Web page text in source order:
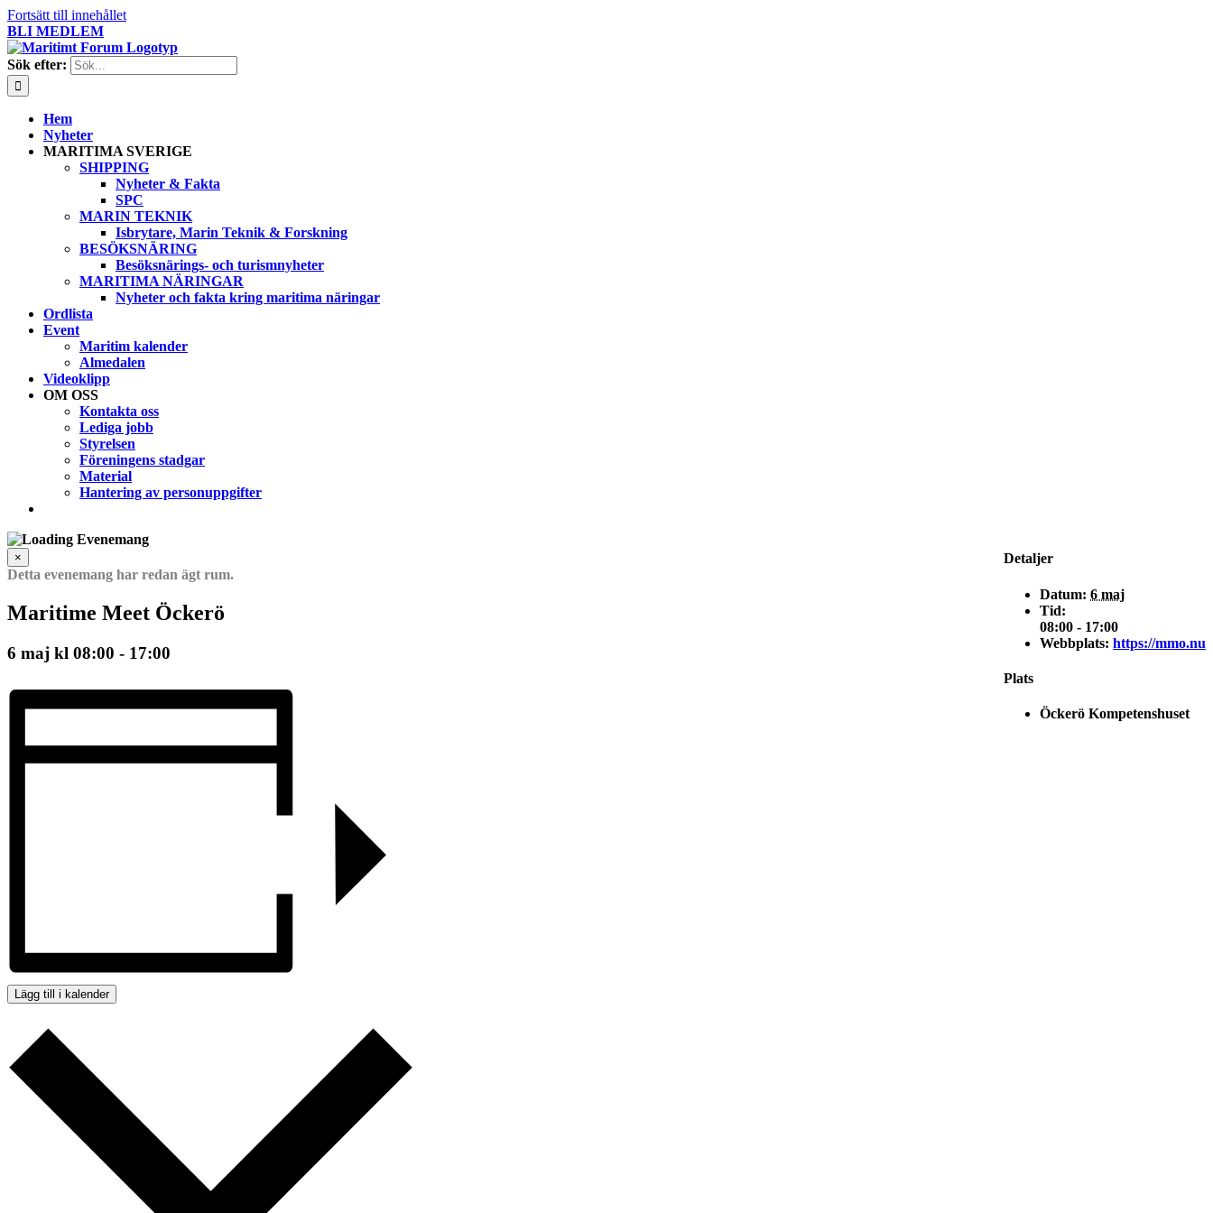
Fortsätt till innehållet
BLI MEDLEM
Sök efter:
Hem
Nyheter
MARITIMA SVERIGE
SHIPPING
Nyheter & Fakta
SPC
MARIN TEKNIK
Isbrytare, Marin Teknik & Forskning
BESÖKSNÄRING
Besöksnärings- och turismnyheter
MARITIMA NÄRINGAR
Nyheter och fakta kring maritima näringar
Ordlista
Event
Maritim kalender
Almedalen
Videoklipp
OM OSS
Kontakta oss
Lediga jobb
Styrelsen
Föreningens stadgar
Material
Hantering av personuppgifter
×
Detta evenemang har redan ägt rum.
Maritime Meet Öckerö
6 maj kl 08:00 - 17:00
Lägg till i kalender
Detaljer
Datum: 6 maj
Tid:
08:00 - 17:00
Webbplats: https://mmo.nu
Plats
Öckerö Kompetenshuset